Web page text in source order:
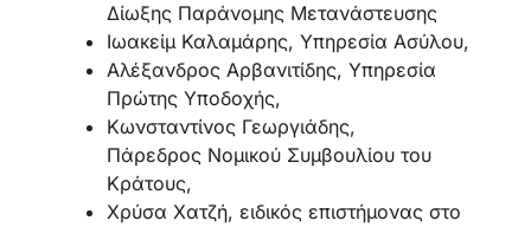
Δίωξης Παράνομης Μετανάστευσης
Ιωακείμ Καλαμάρης, Υπηρεσία Ασύλου,
Αλέξανδρος Αρβανιτίδης, Υπηρεσία
Πρώτης Υποδοχής,
Κωνσταντίνος Γεωργιάδης,
Πάρεδρος Νομικού Συμβουλίου του
Κράτους,
Χρύσα Χατζή, ειδικός επιστήμονας στο